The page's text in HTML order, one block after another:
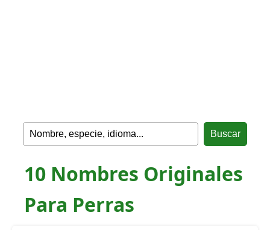
10 Nombres Originales
Para Perras